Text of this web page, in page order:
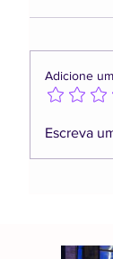
Adicione
Escreva